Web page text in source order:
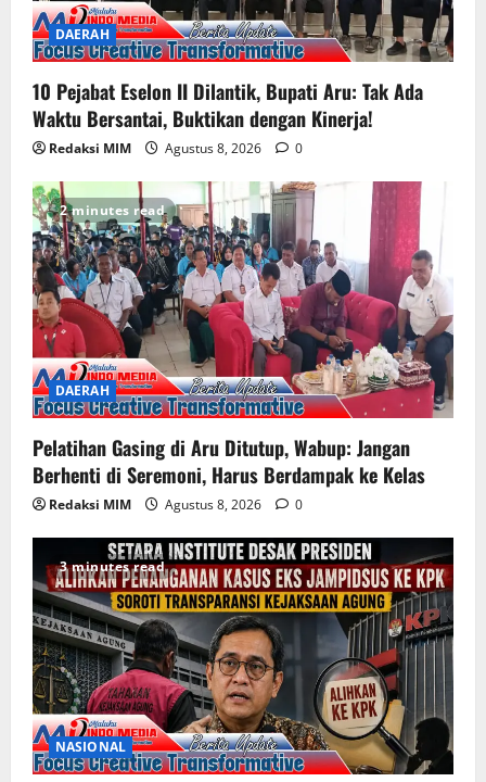
DAERAH
10 Pejabat Eselon II Dilantik, Bupati Aru: Tak Ada
Waktu Bersantai, Buktikan dengan Kinerja!
Redaksi MIM Agustus 8, 2026 0
2 minutes read
DAERAH
Pelatihan Gasing di Aru Ditutup, Wabup: Jangan
Berhenti di Seremoni, Harus Berdampak ke Kelas
Redaksi MIM Agustus 8, 2026 0
3 minutes read
NASIONAL